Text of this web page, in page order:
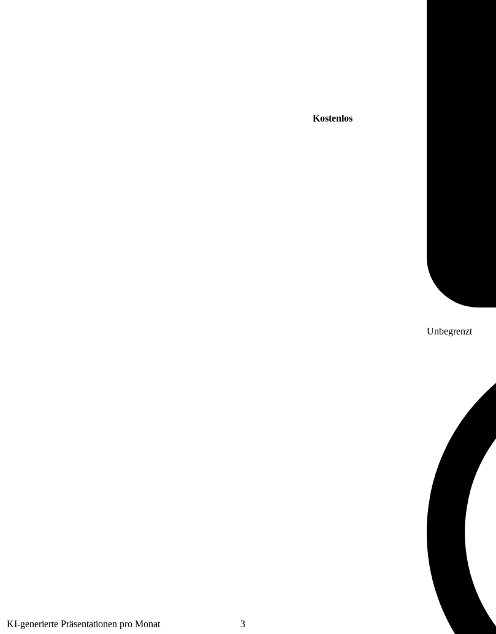
Kostenlos
KI-generierte Präsentationen pro Monat 3
Unbegrenzt